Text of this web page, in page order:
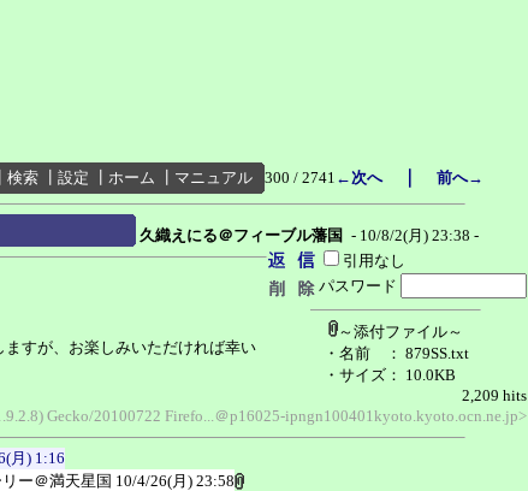
検索 設定 ホーム マニュアル 300 / 2741 ←次へ｜ 前へ→
久織えにる＠フィーブル藩国 - 10/8/2(月) 23:38 -
引用なし
パスワード
～添付ファイル～
・名前
： 879SS.txt
・サイズ： 10.0KB
すが、お楽しみいただければ幸い
2,209 hits
Gecko/20100722 Firefo...＠p16025-ipngn100401kyoto.kyoto.ocn.ne.jp>
月) 1:16
ー＠満天星国 10/4/26(月) 23:58